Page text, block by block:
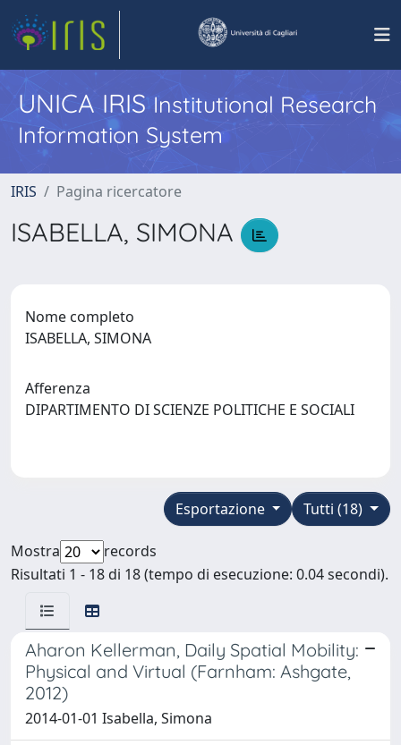
UNICA IRISInstitutional Research
Information System
IRIS Pagina ricercatore
ISABELLA, SIMONA
Nome completo
ISABELLA, SIMONA
Afferenza
DIPARTIMENTO DI SCIENZE POLITICHE E SOCIALI
Tutti (18)
Esportazione
Mostra
records
Risultati 1 - 18 di 18 (tempo di esecuzione: 0.04 secondi).
Aharon Kellerman, Daily Spatial Mobility:
Physical and Virtual (Farnham: Ashgate,
2012)
2014-01-01 Isabella, Simona